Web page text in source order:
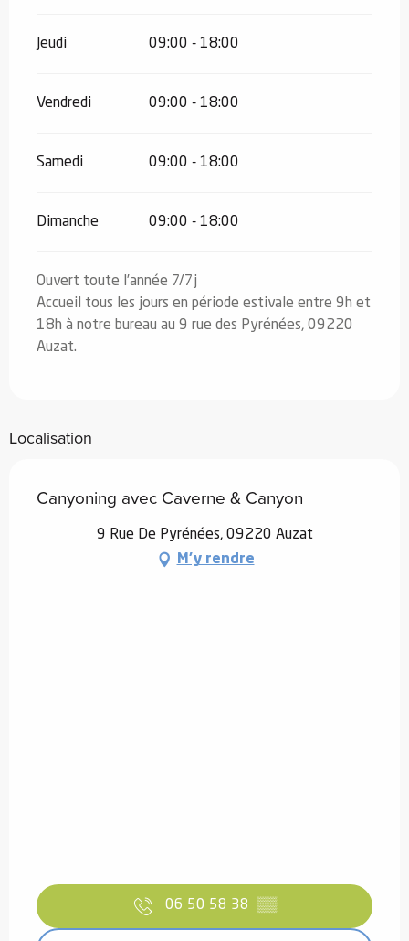
Jeudi 09:00 - 18:00
Vendredi 09:00 - 18:00
Samedi 09:00 - 18:00
Dimanche 09:00 - 18:00
Ouvert toute l’année 7/7j
Accueil tous les jours en période estivale entre 9h et
18h à notre bureau au 9 rue des Pyrénées, 09220
Auzat.
Localisation
Canyoning avec Caverne & Canyon
9 Rue De Pyrénées, 09220 Auzat
M'y rendre
06 50 58 38 ▒▒